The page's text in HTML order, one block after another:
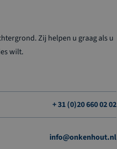
Zij helpen u graag als u
wilt.
+ 31 (0)20 660 02 02
info@onkenhout.nl